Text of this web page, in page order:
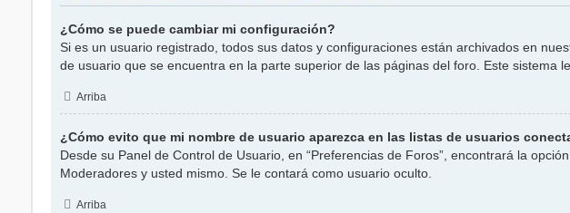
¿Cómo se puede cambiar mi configuración?
Si es un usuario registrado, todos sus datos y configuraciones están archivados en
de usuario que se encuentra en la parte superior de las páginas del foro. Este sistema
Arriba
¿Cómo evito que mi nombre de usuario aparezca en las listas de usuarios
Desde su Panel de Control de Usuario, en “Preferencias de Foros”, encontrará la opción
Moderadores y usted mismo. Se le contará como usuario oculto.
Arriba